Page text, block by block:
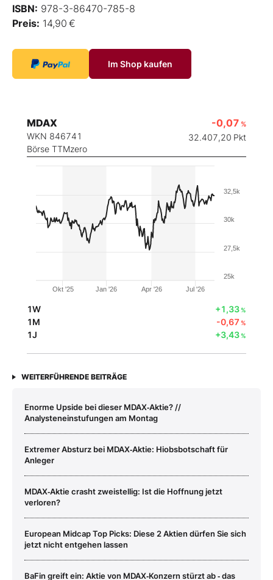
ISBN: 978-3-86470-785-8
Preis: 14,90 €
Im Shop kaufen
MDAX
WKN 846741
Börse TTMzero
-0,07 %
32.407,20 Pkt
Okt '25 Jan '26 Apr '26 Jul '26
25k
27,5k
30k
32,5k
1W +1,33%
1M -0,67 %
1J +3,43%
WEITERFÜHRENDE BEITRÄGE
Enorme Upside bei dieser MDAX‑Aktie? //
Analysteneinstufungen am Montag
Extremer Absturz bei MDAX‑Aktie: Hiobsbotschaft für
Anleger
MDAX‑Aktie crasht zweistellig: Ist die Hoffnung jetzt
verloren?
European Midcap Top Picks: Diese 2 Aktien dürfen Sie sich
jetzt nicht entgehen lassen
BaFin greift ein: Aktie von MDAX‑Konzern stürzt ab ‑ das